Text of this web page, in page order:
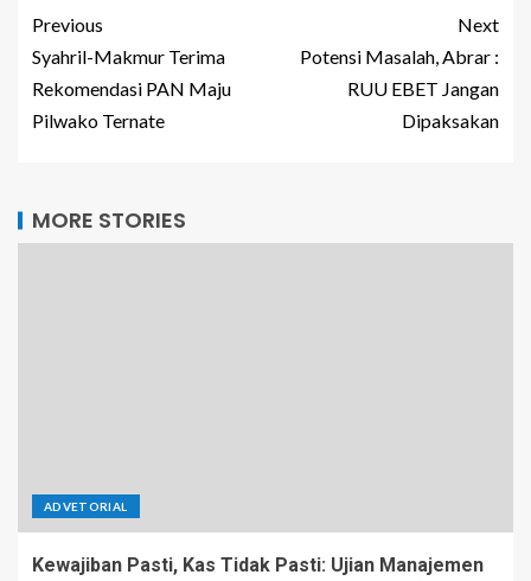
Previous
Syahril-Makmur Terima
Rekomendasi PAN Maju
Pilwako Ternate
Next
Potensi Masalah, Abrar :
RUU EBET Jangan
Dipaksakan
MORE STORIES
ADVETORIAL
Kewajiban Pasti, Kas Tidak Pasti: Ujian Manajemen